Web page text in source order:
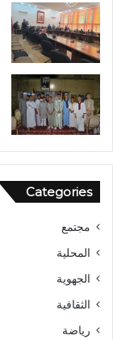
ل
ن
ت
Categories
مجتمع
المحلية
الجهوية
الثقافية
رياضة